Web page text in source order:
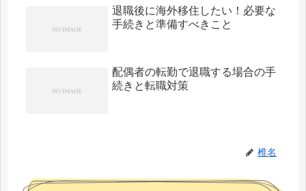
退職後に海外移住したい！必要な
手続きと準備すべきこと
配偶者の転勤で退職する場合の手
続きと転職対策
椎名